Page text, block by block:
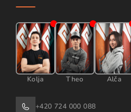
Kolja Theo Alča
+420 724 000 088